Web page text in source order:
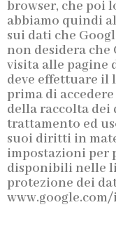
browser, che poi
abbiamo quindi
sui dati che
non desidera che
visita alle pagine
deve effettuare il
prima di
della raccolta dei
trattamento ed
suoi diritti in
impostazioni per
disponibili nelle
protezione dei